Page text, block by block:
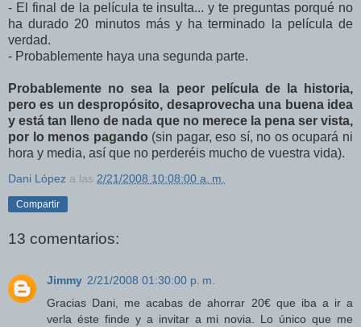
- El final de la película te insulta... y te preguntas porqué no
ha durado 20 minutos más y ha terminado la película de
verdad.
- Probablemente haya una segunda parte.
Probablemente no sea la peor película de la historia,
pero es un despropósito, desaprovecha una buena idea
y está tan lleno de nada que no merece la pena ser vista,
por lo menos pagando (sin pagar, eso sí, no os ocupará ni
hora y media, así que no perderéis mucho de vuestra vida).
Dani López a las 2/21/2008 10:08:00 a. m.
Compartir
13 comentarios:
Jimmy 2/21/2008 01:30:00 p. m.
Gracias Dani, me acabas de ahorrar 20€ que iba a ir a
verla éste finde y a invitar a mi novia. Lo único que me